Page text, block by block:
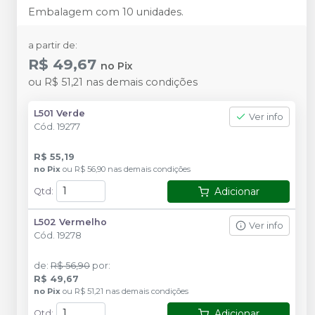
Embalagem com 10 unidades.
a partir de:
R$ 49,67 no Pix
ou R$ 51,21 nas demais condições
L501 Verde
Cód. 19277
Ver info
R$ 55,19
no Pix ou R$ 56,90 nas demais condições
Qtd : Adicionar
L502 Vermelho
Cód. 19278
Ver info
de: R$ 56,90 por:
R$ 49,67
no Pix ou R$ 51,21 nas demais condições